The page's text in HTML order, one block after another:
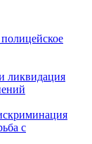
ликвидация
с